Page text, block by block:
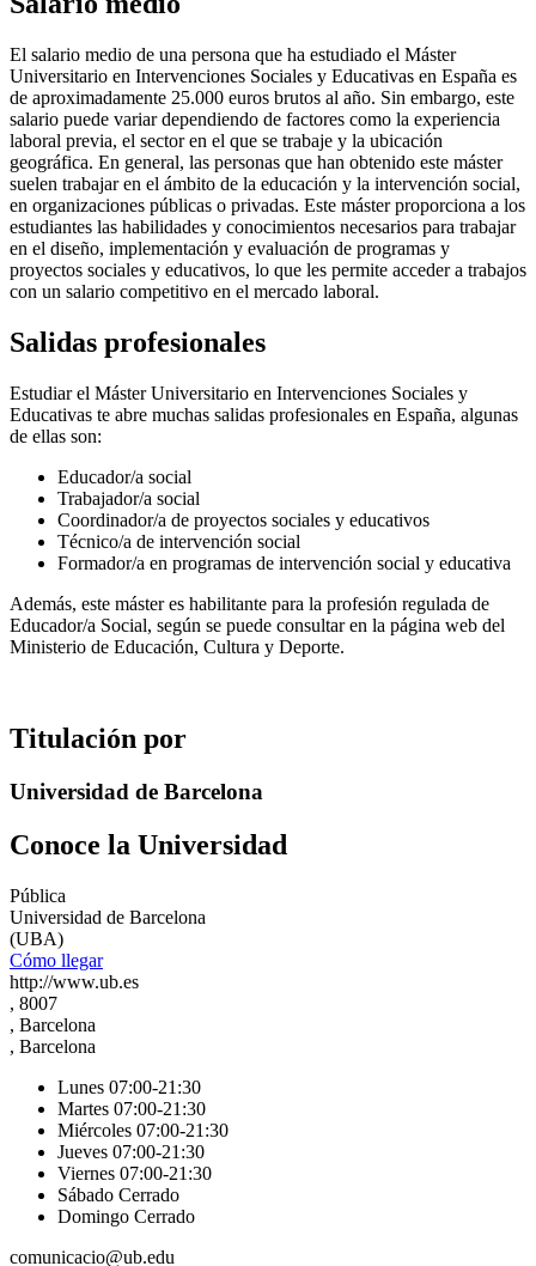
El salario medio de una persona que ha estudiado el Máster
Universitario en Intervenciones Sociales y Educativas en España es
de aproximadamente 25.000 euros brutos al año. Sin embargo, este
salario puede variar dependiendo de factores como la experiencia
laboral previa, el sector en el que se trabaje y la ubicación
geográfica. En general, las personas que han obtenido este máster
suelen trabajar en el ámbito de la educación y la intervención social,
en organizaciones públicas o privadas. Este máster proporciona a los
estudiantes las habilidades y conocimientos necesarios para trabajar
en el diseño, implementación y evaluación de programas y
proyectos sociales y educativos, lo que les permite acceder a trabajos
con un salario competitivo en el mercado laboral.
Salidas profesionales
Estudiar el Máster Universitario en Intervenciones Sociales y
Educativas te abre muchas salidas profesionales en España, algunas
de ellas son:
Educador/a social
Trabajador/a social
Coordinador/a de proyectos sociales y educativos
Técnico/a de intervención social
Formador/a en programas de intervención social y educativa
Además, este máster es habilitante para la profesión regulada de
Educador/a Social, según se puede consultar en la página web del
Ministerio de Educación, Cultura y Deporte.
Titulación por
Universidad de Barcelona
Conoce la Universidad
Pública
Universidad de Barcelona
(UBA)
Cómo llegar
http://www.ub.es
, 8007
, Barcelona
, Barcelona
Lunes 07:00-21:30
Martes 07:00-21:30
Miércoles 07:00-21:30
Jueves 07:00-21:30
Viernes 07:00-21:30
Sábado Cerrado
Domingo Cerrado
comunicacio@ub.edu